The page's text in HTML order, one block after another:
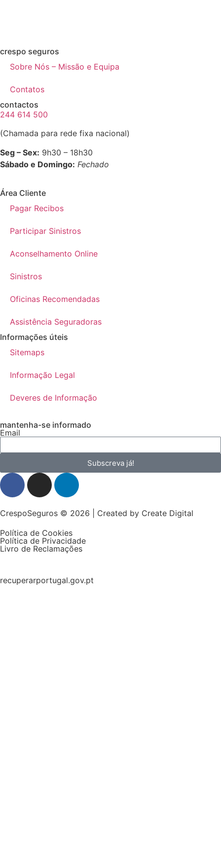
crespo seguros
Sobre Nós – Missão e Equipa
Contatos
contactos
244 614 500
(Chamada para rede fixa nacional)
Seg – Sex: 9h30 – 18h30
Sábado e Domingo: Fechado
Área Cliente
Pagar Recibos
Participar Sinistros
Aconselhamento Online
Sinistros
Oficinas Recomendadas
Assistência Seguradoras
Informações úteis
Sitemaps
Informação Legal
Deveres de Informação
mantenha-se informado
Email
Subscreva já!
CrespoSeguros © 2026 | Created by Create Digital
Política de Cookies
Política de Privacidade
Livro de Reclamações
recuperarportugal.gov.pt